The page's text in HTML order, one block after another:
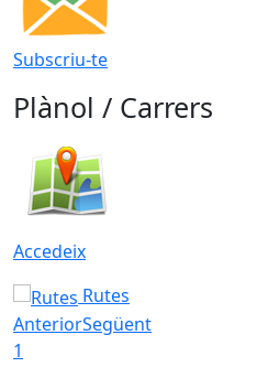
Subscriu-te
Plànol / Carrers
Accedeix
Rutes
AnteriorSegüent
1